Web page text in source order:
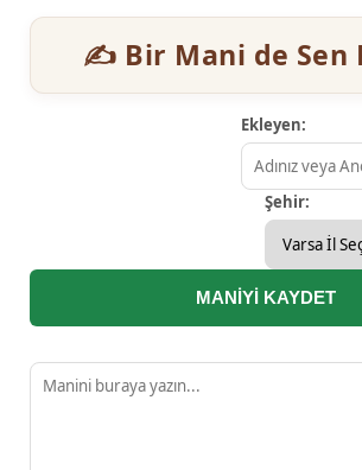
✍️ Bir Mani de Sen
Ekleyen:
Şehir:
MANİYİ KAYDET